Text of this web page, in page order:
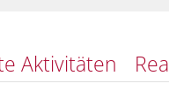
Aktivitäten